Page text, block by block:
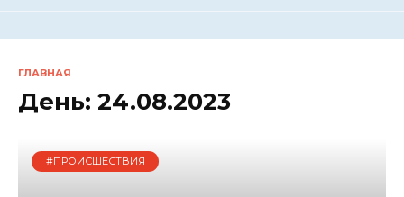
ГЛАВНАЯ
День: 24.08.2023
#ПРОИСШЕСТВИЯ